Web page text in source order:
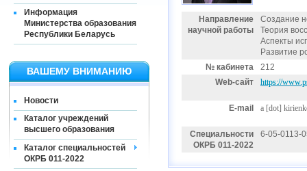
Информация
Министерства образования
Республики Беларусь
ВАШЕМУ ВНИМАНИЮ
Новости
Каталог учреждений
высшего образования
Каталог специальностей
ОКРБ 011-2022
Направление
научной работы
Создание
Теория
Аспекты
Развитие
№ кабинета
212
Web-сайт
https://
E-mail a [dot]
Специальности
ОКРБ 011-2022
6-05-0113-